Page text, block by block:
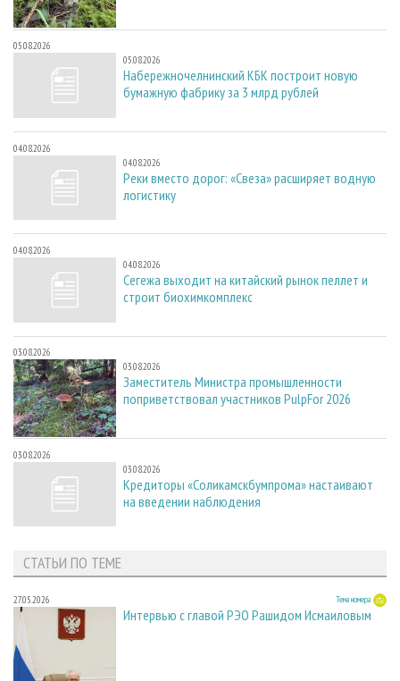
05.08.2026
05.08.2026
Набережночелнинский КБК построит новую
бумажную фабрику за 3 млрд рублей
04.08.2026
04.08.2026
Реки вместо дорог: «Свеза» расширяет водную
логистику
04.08.2026
04.08.2026
Сегежа выходит на китайский рынок пеллет и
строит биохимкомплекс
03.08.2026
03.08.2026
Заместитель Министра промышленности
поприветствовал участников PulpFor 2026
03.08.2026
03.08.2026
Кредиторы «Соликамскбумпрома» настаивают
на введении наблюдения
СТАТЬИ ПО ТЕМЕ
27.05.2026 Тема номера
Интервью с главой РЭО Рашидом Исмаиловым